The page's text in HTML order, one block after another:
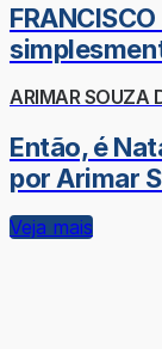
ARIMAR SOUZA
Então, é
por Arimar
Veja mais